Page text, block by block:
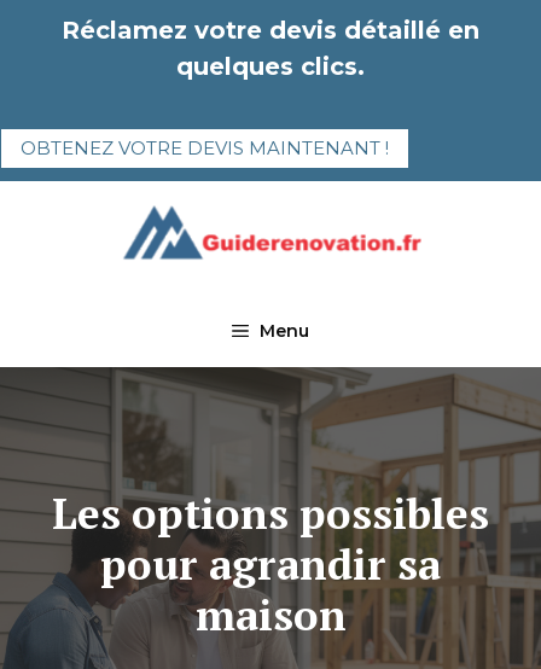
Réclamez votre devis détaillé en
quelques clics.
OBTENEZ VOTRE DEVIS MAINTENANT !
Menu
Les options possibles
pour agrandir sa
maison